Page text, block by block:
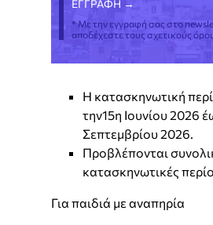
* Με την εγγραφή σας στο
αποδέχεστε τους σχετικούς
Η κατασκηνωτική
την15η Ιουνίου 2026
Σεπτεμβρίου 2026.
Προβλέπονται
κατασκηνωτικές
Για παιδιά με αναπηρία